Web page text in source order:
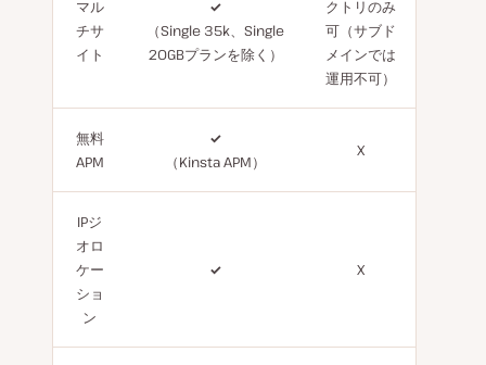
マル
チサ
イト
✓
（Single 35k、Single
20GBプランを除く）
クトリのみ
可（サブド
メインでは
運用不可）
無料
APM
✓
（Kinsta APM）
X
IPジ
オロ
ケー
ショ
ン
✓ X